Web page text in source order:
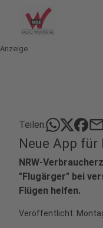
Anzeige
Teilen:
Neue App für
NRW-
"Flugärger" bei
Flügen helfen.
Veröffentlicht: